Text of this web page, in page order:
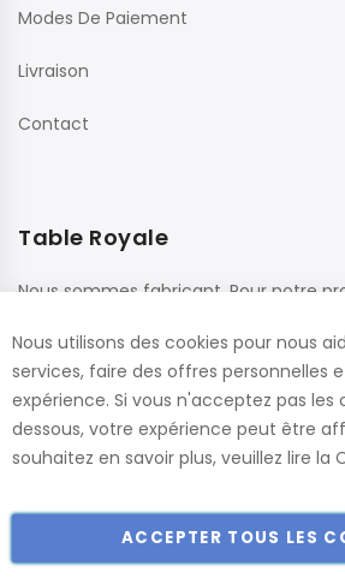
Modes De Paiement
Livraison
Contact
Table Royale
Nous sommes fabricant. Pour notre
renommés. Ces panneaux sont
usines, ce qui nous permet de vous
de dimensions et de finitions.
Catalogue
Nous utilisons des cookies pour nous
services, faire des offres personnelles
expérience. Si vous n'acceptez pas
dessous, votre expérience peut être
souhaitez en savoir plus, veuillez lire la
ACCEPTER TOUS LES